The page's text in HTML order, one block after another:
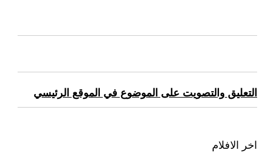
التعليق والتصويت على الموضوع في الموقع الرئيسي
اخر الافلام